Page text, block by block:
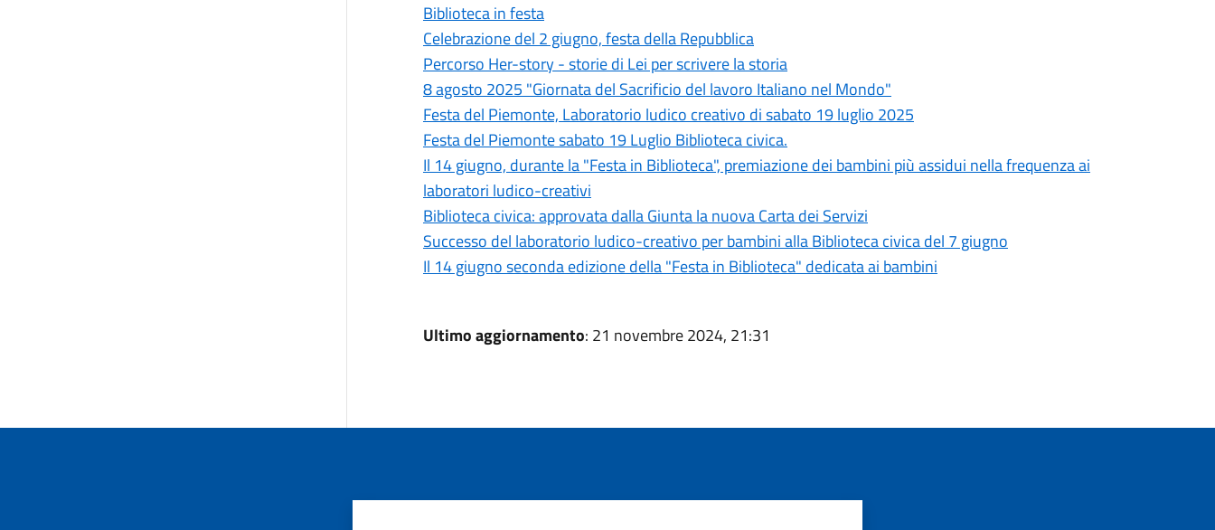
Biblioteca in festa
Celebrazione del 2 giugno, festa della Repubblica
Percorso Her-story - storie di Lei per scrivere la storia
8 agosto 2025 "Giornata del Sacrificio del lavoro Italiano nel Mondo"
Festa del Piemonte, Laboratorio ludico creativo di sabato 19 luglio 2025
Festa del Piemonte sabato 19 Luglio Biblioteca civica.
Il 14 giugno, durante la "Festa in Biblioteca", premiazione dei bambini più assidui nella frequenza ai
laboratori ludico-creativi
Biblioteca civica: approvata dalla Giunta la nuova Carta dei Servizi
Successo del laboratorio ludico-creativo per bambini alla Biblioteca civica del 7 giugno
Il 14 giugno seconda edizione della "Festa in Biblioteca" dedicata ai bambini
Ultimo aggiornamento: 21 novembre 2024, 21:31